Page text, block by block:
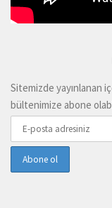
Sitemizde yayınlanan
bültenimize abone